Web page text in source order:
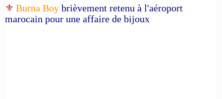
⚜️ Burna Boy brièvement retenu à l'aéroport
marocain pour une affaire de bijoux